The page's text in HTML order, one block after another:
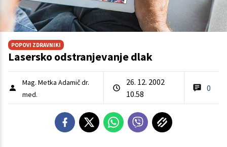
POPOVI ZDRAVNIKI
Lasersko odstranjevanje dlak
Mag. Metka Adamič dr.
med.
26. 12. 2002
10.58
0